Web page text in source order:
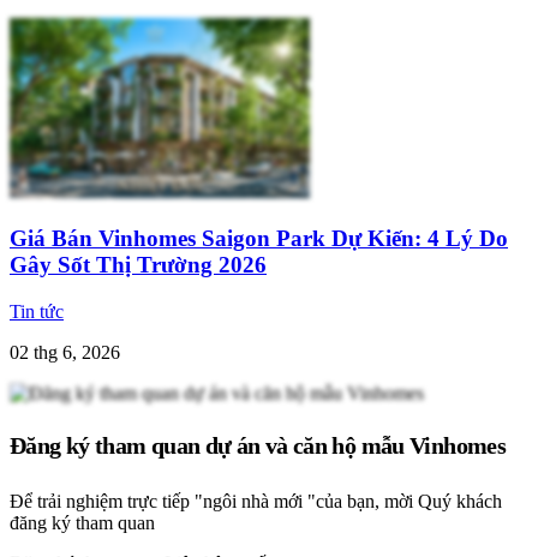
Giá Bán Vinhomes Saigon Park Dự Kiến: 4 Lý Do
Gây Sốt Thị Trường 2026
Tin tức
02 thg 6, 2026
Đăng ký tham quan dự án và căn hộ mẫu Vinhomes
Để trải nghiệm trực tiếp "ngôi nhà mới "của bạn, mời Quý khách
đăng ký tham quan